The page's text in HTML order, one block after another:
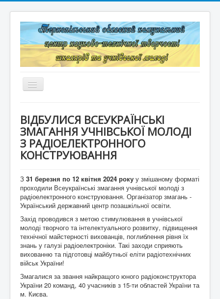
Перемикач
навігації
Структура
Документація
Корисні лінки
Дистанційне навчання
Контакти
ВІДБУЛИСЯ ВСЕУКРАЇНСЬКІ
ЗМАГАННЯ УЧНІВСЬКОЇ МОЛОДІ
З РАДІОЕЛЕКТРОННОГО
КОНСТРУЮВАННЯ
З 31 березня по 12 квітня 2024 року у змішаному форматі
проходили Всеукраїнські змагання учнівської молоді з
радіоелектронного конструювання. Організатор змагань -
Український державний центр позашкільної освіти.
Захід проводився з метою стимулювання в учнівської
молоді творчого та інтелектуального розвитку, підвищення
технічної майстерності вихованців, поглиблення рівня їх
знань у галузі радіоелектроніки. Такі заходи сприяють
вихованню та підготовці майбутньої еліти радіотехнічних
військ України!
Змагалися за звання найкращого юного радіоконструктора
України 20 команд, 40 учасників з 15-ти областей України та
м. Києва.